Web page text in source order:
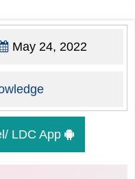
May 24, 2022
LDC App